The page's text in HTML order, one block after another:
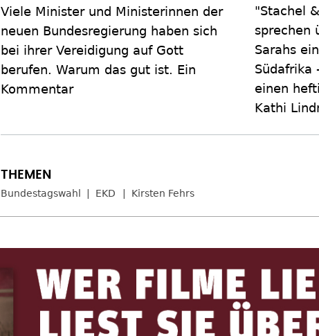
Viele Minister und Ministerinnen der
neuen Bundesregierung haben sich
bei ihrer Vereidigung auf Gott
berufen. Warum das gut ist. Ein
Kommentar
"Stachel
sprechen
Sarahs
Südafrika
einen
Kathi
Bundestagswahl EKD Kirsten Fehrs